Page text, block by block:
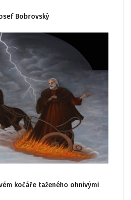
Bobrovský
kočáře taženého ohnivými